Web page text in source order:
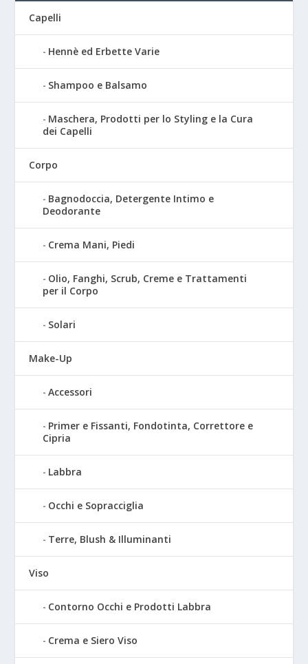
Capelli
Hennè ed Erbette Varie
Shampoo e Balsamo
Maschera, Prodotti per lo Styling e la Cura
dei Capelli
Corpo
Bagnodoccia, Detergente Intimo e
Deodorante
Crema Mani, Piedi
Olio, Fanghi, Scrub, Creme e Trattamenti
per il Corpo
Solari
Make-Up
Accessori
Primer e Fissanti, Fondotinta, Correttore e
Cipria
Labbra
Occhi e Sopracciglia
Terre, Blush & Illuminanti
Viso
Contorno Occhi e Prodotti Labbra
Crema e Siero Viso